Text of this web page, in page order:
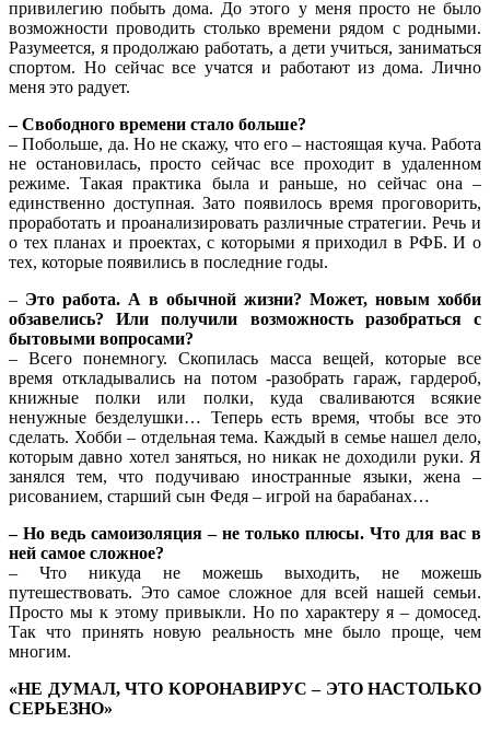
привилегию побыть дома. До этого у меня просто не было
возможности проводить столько времени рядом с родными.
Разумеется, я продолжаю работать, а дети учиться, заниматься
спортом. Но сейчас все учатся и работают из дома. Лично
меня это радует.
– Свободного времени стало больше?
– Побольше, да. Но не скажу, что его – настоящая куча. Работа
не остановилась, просто сейчас все проходит в удаленном
режиме. Такая практика была и раньше, но сейчас она –
единственно доступная. Зато появилось время проговорить,
проработать и проанализировать различные стратегии. Речь и
о тех планах и проектах, с которыми я приходил в РФБ. И о
тех, которые появились в последние годы.
– Это работа. А в обычной жизни? Может, новым хобби
обзавелись? Или получили возможность разобраться с
бытовыми вопросами?
– Всего понемногу. Скопилась масса вещей, которые все
время откладывались на потом -разобрать гараж, гардероб,
книжные полки или полки, куда сваливаются всякие
ненужные безделушки… Теперь есть время, чтобы все это
сделать. Хобби – отдельная тема. Каждый в семье нашел дело,
которым давно хотел заняться, но никак не доходили руки. Я
занялся тем, что подучиваю иностранные языки, жена –
рисованием, старший сын Федя – игрой на барабанах…
– Но ведь самоизоляция – не только плюсы. Что для вас в
ней самое сложное?
– Что никуда не можешь выходить, не можешь
путешествовать. Это самое сложное для всей нашей семьи.
Просто мы к этому привыкли. Но по характеру я – домосед.
Так что принять новую реальность мне было проще, чем
многим.
«НЕ ДУМАЛ, ЧТО КОРОНАВИРУС – ЭТО НАСТОЛЬКО
СЕРЬЕЗНО»